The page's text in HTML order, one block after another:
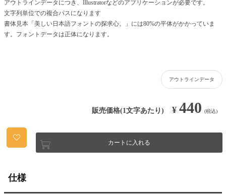
アウトラインデータにつき、Illustratorなどのアプリケーションが必要です。
文字列単位での複合パスになります
書体見本「美しい日本語フォントの探求心。」には80%の平体がかかっていま
す。フォントデータは正体になります。
アウトラインデータ
販売価格(1文字あたり) ¥ 440 (税込)
カートに入れる
仕様